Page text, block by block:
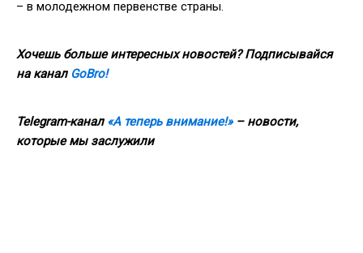
– в молодежном первенстве страны.
Хочешь больше интересных новостей? Подписывайся
на канал GoBro!
Telegram-канал «А теперь внимание!»– новости,
которые мы заслужили